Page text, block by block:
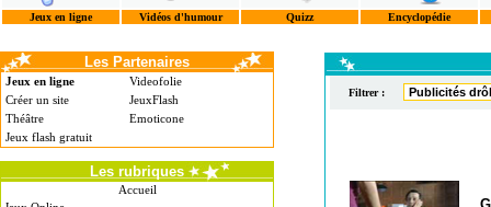
Jeux en ligne Vidéos d'humour Quizz Encyclopédie
Les Partenaires
Jeux en ligne
Créer un site
Théâtre
Jeux flash gratuit
Videofolie
JeuxFlash
Emoticone
Les rubriques
Accueil
Filtrer :